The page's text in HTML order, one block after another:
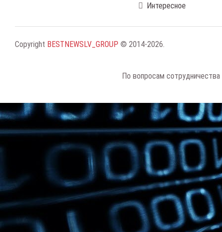
Интересное
Copyright BESTNEWSLV_GROUP © 2014-2026.
По вопросам